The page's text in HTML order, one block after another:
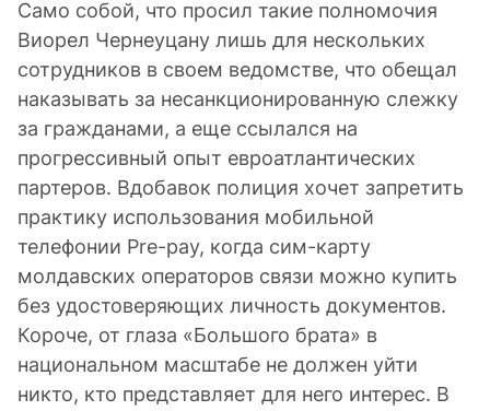
Само собой, что просил такие полномочия
Виорел Чернеуцану лишь для нескольких
сотрудников в своем ведомстве, что обещал
наказывать за несанкционированную слежку
за гражданами, а еще ссылался на
прогрессивный опыт евроатлантических
партеров. Вдобавок полиция хочет запретить
практику использования мобильной
телефонии Pre-pay, когда сим-карту
молдавских операторов связи можно купить
без удостоверяющих личность документов.
Короче, от глаза «Большого брата» в
национальном масштабе не должен уйти
никто, кто представляет для него интерес. В